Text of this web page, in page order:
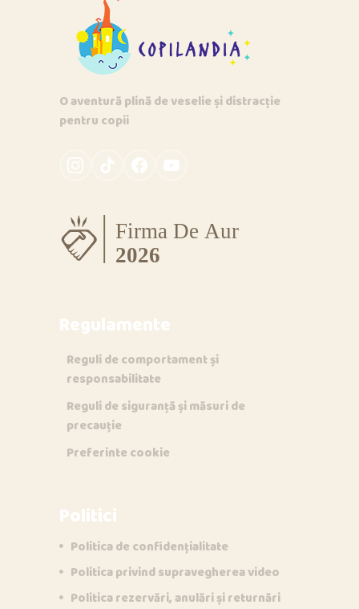
O aventură plină de veselie și distracție
pentru copii
Regulamente
Reguli de comportament și
responsabilitate
Reguli de siguranță și măsuri de
precauție
Preferinte cookie
Politici
Politica de confidențialitate
Politica privind supravegherea video
Politica rezervări, anulări și returnări
O D Online acum